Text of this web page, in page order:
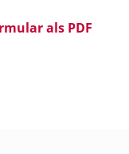
als PDF